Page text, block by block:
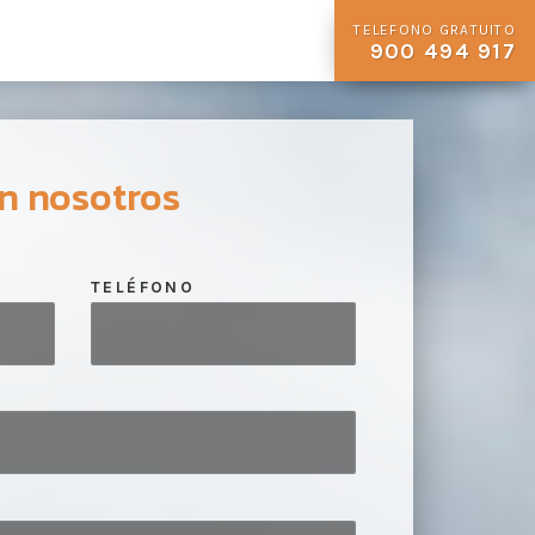
TELEFONO GRATUITO
900 494 917
nosotros
TELÉFONO